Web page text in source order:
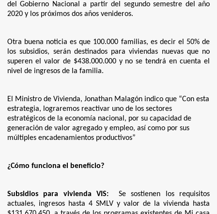
del Gobierno Nacional a partir del segundo semestre del año
2020 y los próximos dos años venideros.
Otra buena noticia es que 100.000 familias, es decir el 50% de
los subsidios, serán destinados para viviendas nuevas que no
superen el valor de $438.000.000 y no se tendrá en cuenta el
nivel de ingresos de la familia.
El Ministro de Vivienda, Jonathan Malagón indico que “Con esta
estrategia, lograremos reactivar uno de los sectores
estratégicos de la economía nacional, por su capacidad de
generación de valor agregado y empleo, así como por sus
múltiples encadenamientos productivos”
¿Cómo funciona el beneficio?
Subsidios para vivienda VIS: Se sostienen los requisitos
actuales, ingresos hasta 4 SMLV y valor de la vivienda hasta